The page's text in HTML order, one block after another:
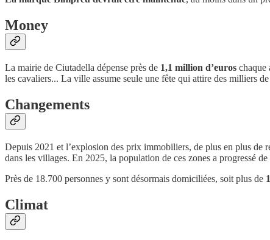
Money
La mairie de Ciutadella dépense près de 1,1 million d’euros chaque
les cavaliers... La ville assume seule une fête qui attire des milliers
Changements
Depuis 2021 et l’explosion des prix immobiliers, de plus en plus de
dans les villages. En 2025, la population de ces zones a progressé
Près de 18.700 personnes y sont désormais domiciliées, soit plus de
Climat